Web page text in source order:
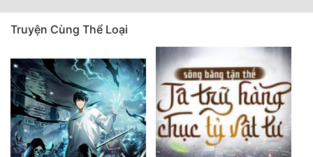
Linh Dị
Làm Giàu
Lịch Sử
Mưu Mô
Mạt Thế
Truyện Cùng Thể Loại